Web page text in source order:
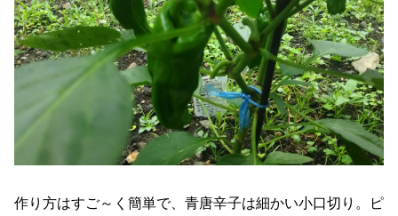
作り方はすご～く簡単で、青唐辛子は細かい小口切り。ピ